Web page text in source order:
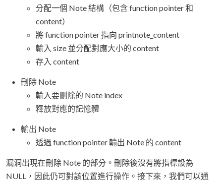
分配一個 Note 結構（包含 function pointer 和
content）
將 function pointer 指向 printnote_content
輸入 size 並分配對應大小的 content
存入 content
刪除 Note
輸入要刪除的 Note index
釋放對應的記憶體
輸出 Note
透過 function pointer 輸出 Note 的 content
漏洞出現在刪除 Note 的部分。刪除後沒有將指標設為
NULL，因此仍可對該位置進行操作。接下來，我們可以通